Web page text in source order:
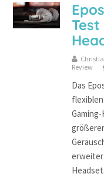
Review
Das